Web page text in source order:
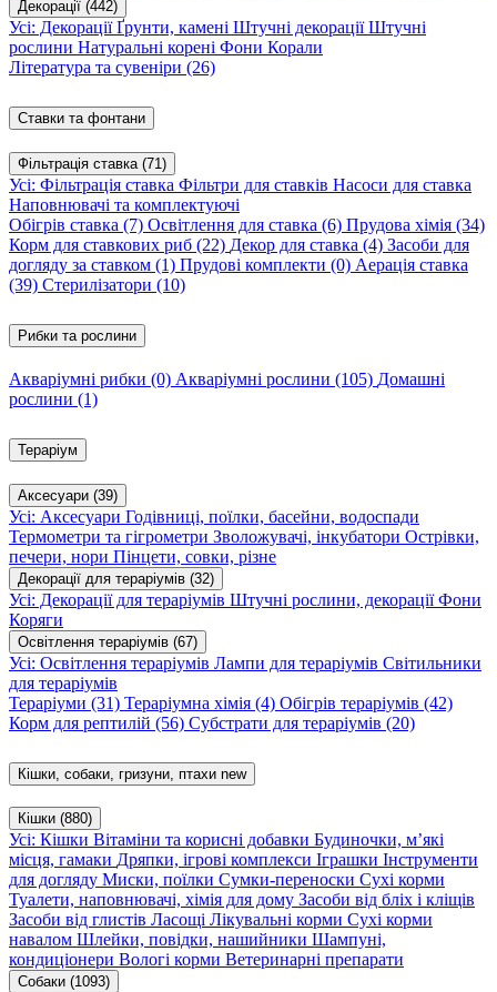
Декорації (442)
Усі: ДекораціїҐрунти, камені Штучні декораціїШтучні
рослини Натуральні корені Фони Корали
Література та сувеніри (26)
Ставки та фонтани
Фільтрація ставка (71)
Усі: Фільтрація ставка Фільтри для ставків Насоси для ставка
Наповнювачі та комплектуючі
Обігрів ставка (7) Освітлення для ставка (6) Прудова хімія (34)
Корм для ставкових риб (22) Декор для ставка (4) Засоби для
догляду за ставком (1) Прудові комплекти (0) Аерація ставка
(39) Стерилізатори (10)
Рибки та рослини
Акваріумні рибки (0) Акваріумні рослини (105) Домашні
рослини (1)
Тераріум
Аксесуари (39)
Усі: Аксесуари Годівниці, поїлки, басейни, водоспади
Термометри та гігрометри Зволожувачі, інкубатори Острівки,
печери, нори Пінцети, совки, різне
Декорації для тераріумів (32)
Усі: Декорації для тераріумів Штучні рослини, декораціїФони
Коряги
Освітлення тераріумів (67)
Усі: Освітлення тераріумів Лампи для тераріумів Світильники
для тераріумів
Тераріуми (31) Тераріумна хімія (4) Обігрів тераріумів (42)
Корм для рептилій (56) Субстрати для тераріумів (20)
Кішки, собаки, гризуни, птахи new
Кішки (880)
Усі: Кішки Вітаміни та корисні добавки Будиночки, м’які
місця, гамаки Дряпки, ігрові комплекси Іграшки Інструменти
для догляду Миски, поїлки Сумки-переноски Сухі корми
Туалети, наповнювачі, хімія для дому Засоби від бліх і кліщів
Засоби від глистів Ласощі Лікувальні корми Сухі корми
навалом Шлейки, повідки, нашийники Шампуні,
кондиціонери Вологі корми Ветеринарні препарати
Собаки (1093)